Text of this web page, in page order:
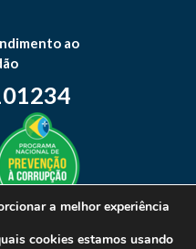
ao
a melhor experiência
cookies estamos usando